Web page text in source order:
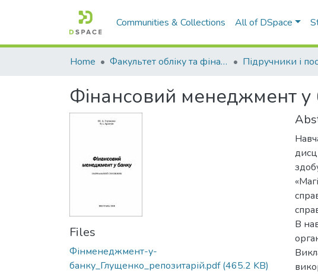
Communities & Collections All of DSpace
Home Факультет обліку та фінансів
Фінансовий менеджмент у
Files
Фінменеджмент-у-
банку_Глущенко_репозитарій.pdf(465.2 KB)
В